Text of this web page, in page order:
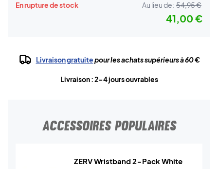
En rupture de stock Au lieu de: 54,95 €
41,00 €
Livraison gratuitepour les achats supérieurs à 60 €
Livraison : 2-4 jours ouvrables
ACCESSOIRES POPULAIRES
ZERV Wristband 2-Pack White